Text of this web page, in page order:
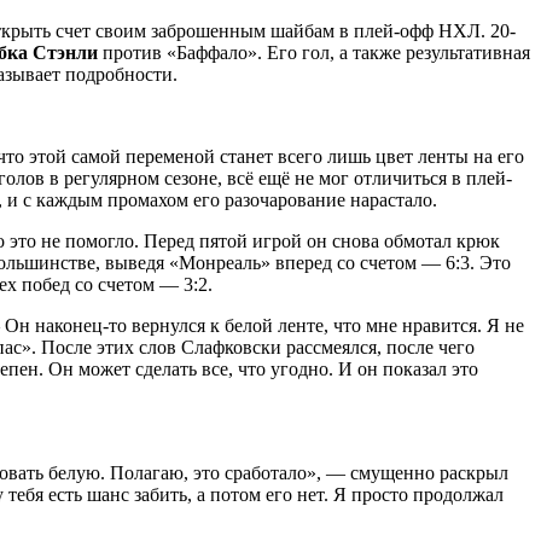
счет своим заброшенным шайбам в плей-офф НХЛ. 20-
Стэнли против «Баффало». Его гол, а также результативная
подробности.
самой переменой станет всего лишь цвет ленты на его
в регулярном сезоне, всё ещё не мог отличиться в плей-
каждым промахом его разочарование нарастало.
не помогло. Перед пятой игрой он снова обмотал крюк
выведя «Монреаль» вперед со счетом — 6:3. Это
побед со счетом — 3:2.
наконец-то вернулся к белой ленте, что мне нравится. Я не
После этих слов Слафковски рассмеялся, после чего
Он может сделать все, что угодно. И он показал это
белую. Полагаю, это сработало», — смущенно раскрыл
есть шанс забить, а потом его нет. Я просто продолжал